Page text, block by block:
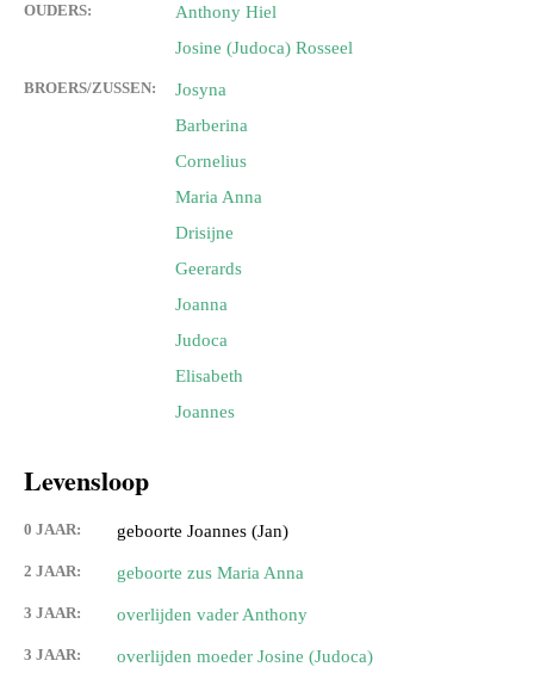
OUDERS:
Anthony Hiel
Josine (Judoca) Rosseel
BROERS/ZUSSEN:
Josyna
Barberina
Cornelius
Maria Anna
Drisijne
Geerards
Joanna
Judoca
Elisabeth
Joannes
Levensloop
0 JAAR: geboorte Joannes (Jan)
2 JAAR: geboorte zus Maria Anna
3 JAAR: overlijden vader Anthony
3 JAAR: overlijden moeder Josine (Judoca)